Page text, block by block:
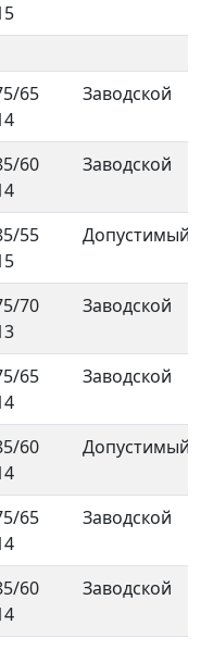
65
Заводской
60
Заводской
55
Допустимый
70
Заводской
65
Заводской
60
Допустимый
65
Заводской
60
Заводской